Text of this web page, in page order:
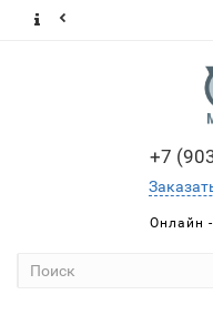
+7
Онлайн -